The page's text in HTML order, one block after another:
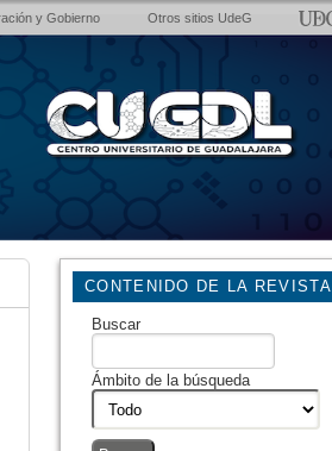
y Gobierno Otros sitios UdeG
CONTENIDO DE LA REVISTA
Buscar
Ámbito de la búsqueda